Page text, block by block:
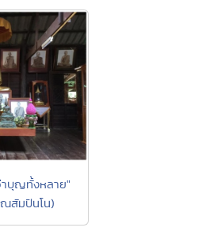
บุญทั้งหลาย"
สัมปันโน)